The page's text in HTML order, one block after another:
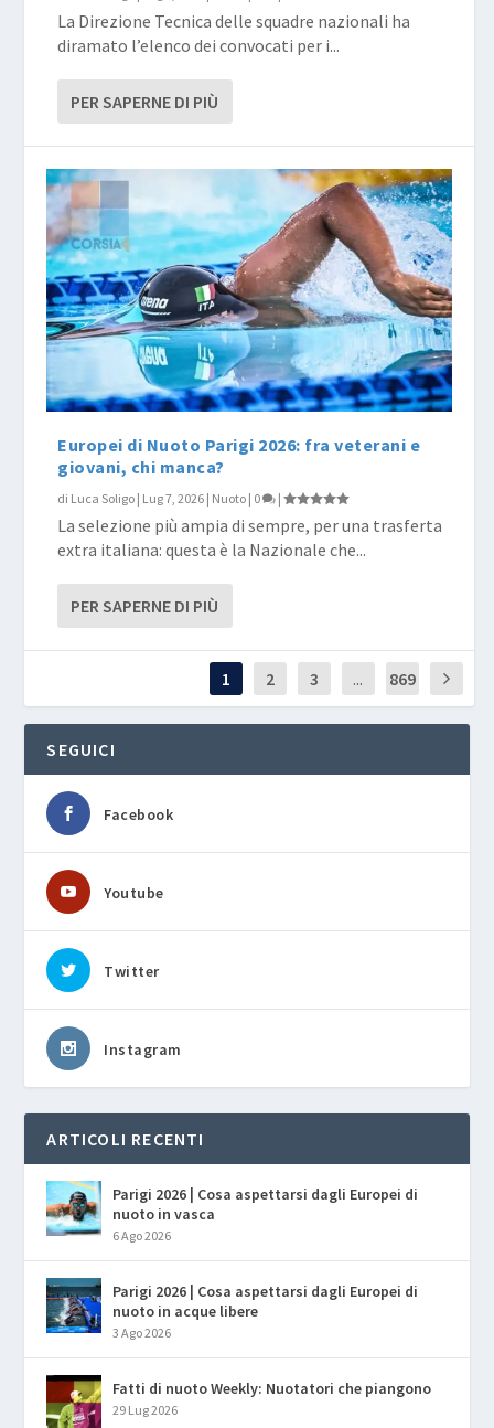
La Direzione Tecnica delle squadre nazionali ha
diramato l’elenco dei convocati per i...
PER SAPERNE DI PIÙ
Europei di Nuoto Parigi 2026: fra veterani e
giovani, chi manca?
di Luca Soligo | Lug 7, 2026 | Nuoto | 0 |
La selezione più ampia di sempre, per una trasferta
extra italiana: questa è la Nazionale che...
PER SAPERNE DI PIÙ
1 2 3 ... 869
SEGUICI
Facebook
Youtube
Twitter
Instagram
ARTICOLI RECENTI
Parigi 2026 | Cosa aspettarsi dagli Europei di
nuoto in vasca
6 Ago 2026
Parigi 2026 | Cosa aspettarsi dagli Europei di
nuoto in acque libere
3 Ago 2026
Fatti di nuoto Weekly: Nuotatori che piangono
29 Lug 2026